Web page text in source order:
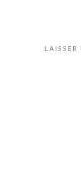
LAISSER